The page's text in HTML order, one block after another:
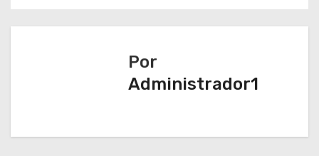
g
Por
Administrador1